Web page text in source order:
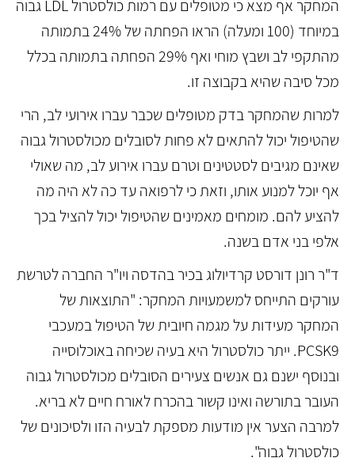
המחקר אף מצא כי מטופלים עם רמות כולסטרול LDL גבוה
במיוחד (100 ומעלה) הראו הפחתה של 24% בתמותה
מהתקפי לב ושבץ מוחי ואף 29% הפחתה בתמותה בכלל
מכל סיבה שהיא בקבוצה זו.
למרות שהמחקר בדק מטופלים שכבר עברו אירועי לב, הרי
שהטיפול יכול להתאים לא פחות לסובלים מכולסטרול גבוה
שאינם מגיבים לסטטינים וטרם עברו אירוע לב, מה שאולי
אף יוכל למנוע אותו, וזאת כי לרפואה עד כה לא היה מה
להציע להם. מומחים מאמינים שהטיפול יכול להציל בכך
אלפי בני אדם בשנה.
ד"ר רונן דורסט קרדיולוג בכיר בהדסה ויו"ר החברה לטרשת
עורקים התייחס למשמעויות המחקר: "התוצאות של
המחקר מעידות על מגמה חיובית של הטיפול במעכבי
PCSK9. ייתר כולסטרול היא בעיה שכיחה באוכלוסייה
ובנוסף ישנם גם אנשים צעירים הסובלים מכולסטרול גבוה
העובר בתורשה ואינו קשור בהכרח לאורח חיים לא בריא.
למרבה הצער אין מודעות מספקת לבעיה הזו ולסיכונים של
כולסטרול גבוה".